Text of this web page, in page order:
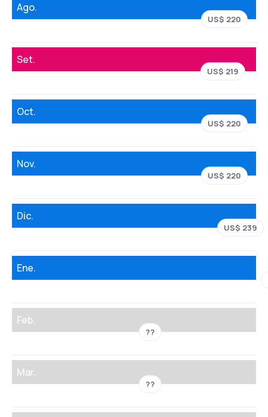
Ago.
US$ 220
Set.
US$ 219
Oct.
US$ 220
Nov.
US$ 220
Dic.
US$ 239
Ene.
Feb.
??
Mar.
??